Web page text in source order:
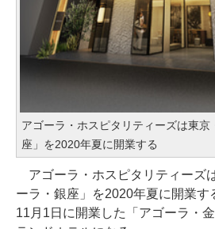
アゴーラ・ホスピタリティーズは東京
座」を2020年夏に開業する
アゴーラ・ホスピタリティーズ
ーラ・銀座」を2020年夏に開業す
11月1日に開業した「アゴーラ・